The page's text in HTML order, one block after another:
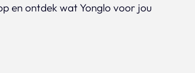
en ontdek wat Yonglo voor jou